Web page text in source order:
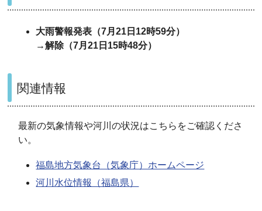
大雨警報発表（7月21日12時59分）
→解除（7月21日15時48分）
関連情報
最新の気象情報や河川の状況はこちらをご確認くださ
い。
福島地方気象台（気象庁）ホームページ
河川水位情報（福島県）